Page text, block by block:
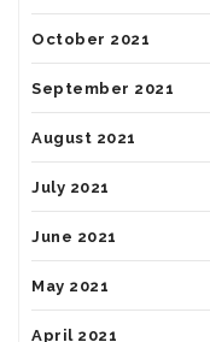
October 2021
September 2021
August 2021
July 2021
June 2021
May 2021
April 2021